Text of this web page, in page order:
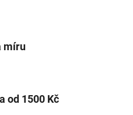
míru
od 1500 Kč